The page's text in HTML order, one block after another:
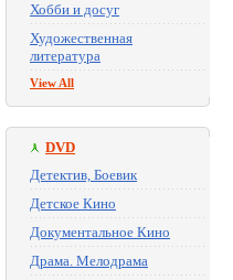
Хобби и досуг
Художественная
литература
View All
DVD
Детектив, Боевик
Детское Кино
Документальное Кино
Драма. Мелодрама